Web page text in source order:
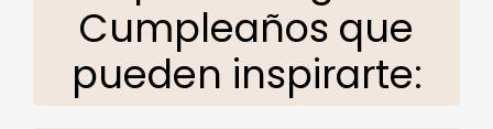
Cumpleaños que
pueden inspirarte: